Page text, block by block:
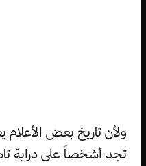
ولأن تاريخ بعض الأعلام
تجد أشخصاً على دراية